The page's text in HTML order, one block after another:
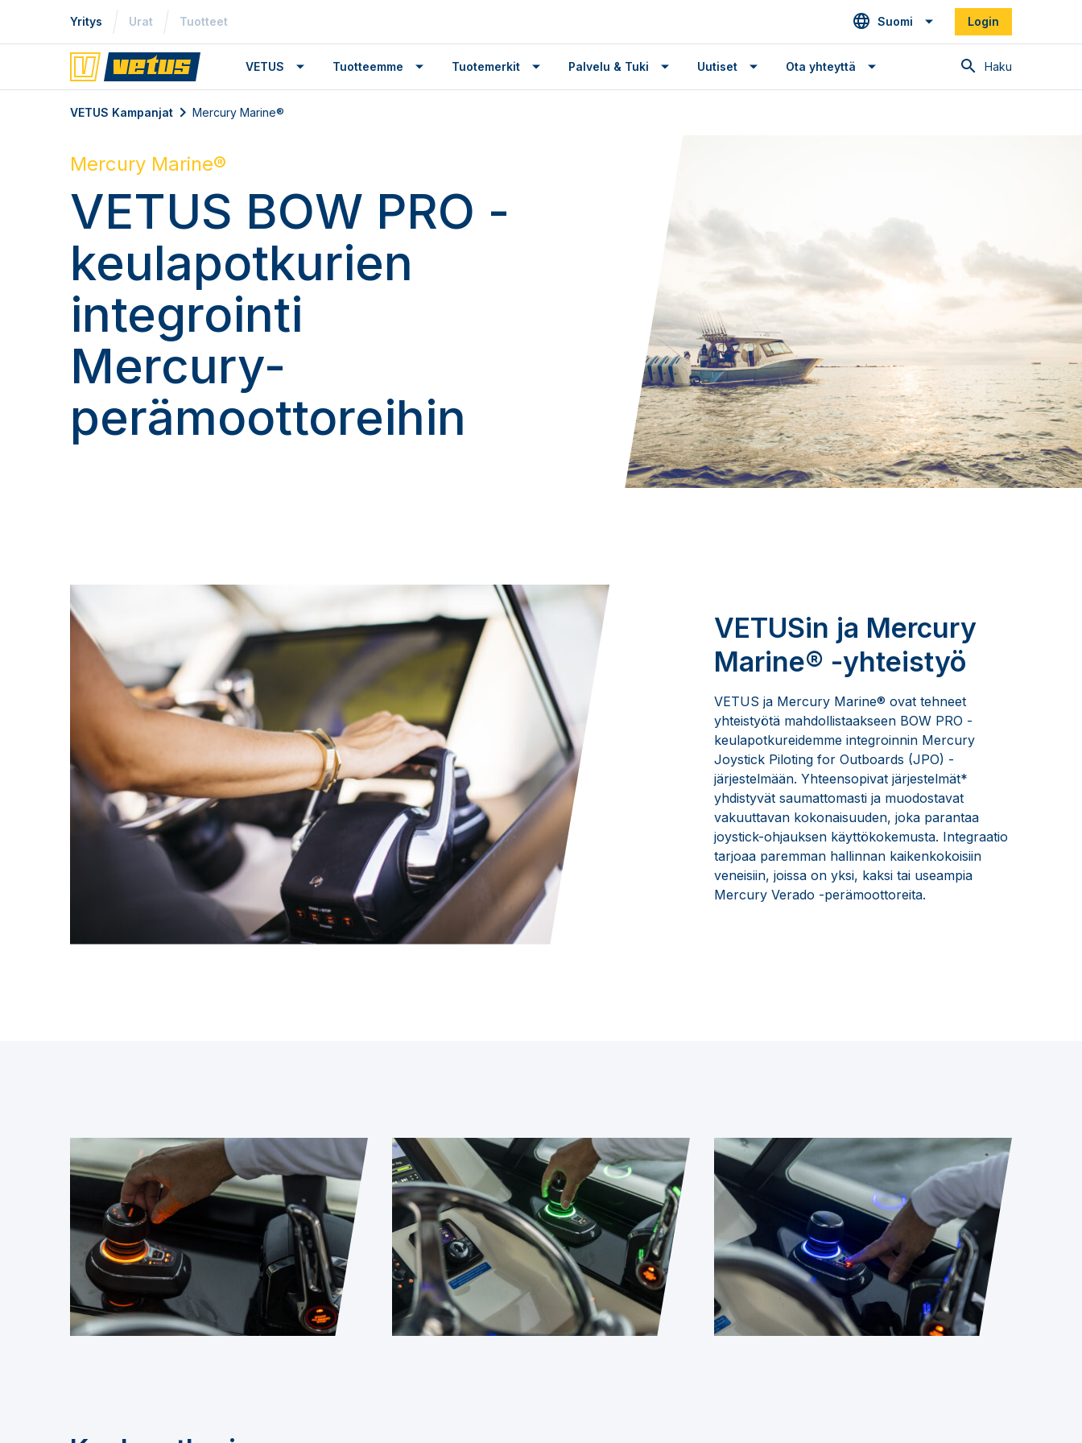
Yritys Urat Tuotteet Suomi Login
Haku
VETUS Tuotteemme Tuotemerkit Palvelu & Tuki Uutiset Ota yhteyttä
VETUS Kampanjat Mercury Marine®
Mercury Marine®
VETUS BOW PRO -
keulapotkurien
integrointi
Mercury-
perämoottoreihin
VETUSin ja Mercury
Marine® -yhteistyö
VETUS ja Mercury Marine® ovat tehneet
yhteistyötä mahdollistaakseen BOW PRO -
keulapotkureidemme integroinnin Mercury
Joystick Piloting for Outboards (JPO) -
järjestelmään. Yhteensopivat järjestelmät*
yhdistyvät saumattomasti ja muodostavat
vakuuttavan kokonaisuuden, joka parantaa
joystick-ohjauksen käyttökokemusta. Integraatio
tarjoaa paremman hallinnan kaikenkokoisiin
veneisiin, joissa on yksi, kaksi tai useampia
Mercury Verado -perämoottoreita.